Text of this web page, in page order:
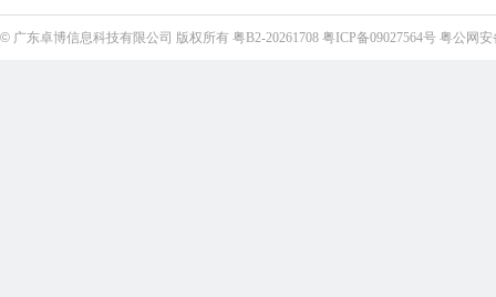
© 广东卓博信息科技有限公司 版权所有 粤B2-20261708 粤ICP备09027564号 粤公网安